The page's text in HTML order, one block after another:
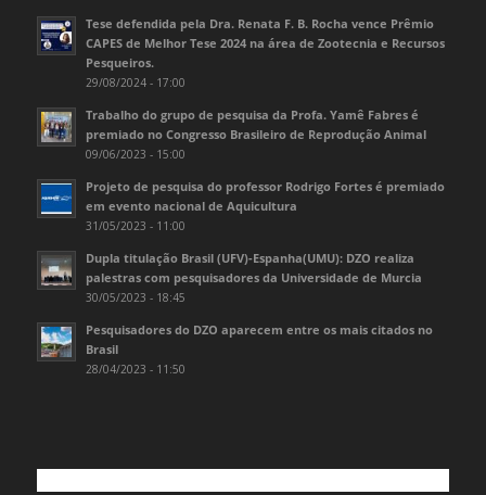
Tese defendida pela Dra. Renata F. B. Rocha vence Prêmio
CAPES de Melhor Tese 2024 na área de Zootecnia e Recursos
Pesqueiros.
29/08/2024 - 17:00
Trabalho do grupo de pesquisa da Profa. Yamê Fabres é
premiado no Congresso Brasileiro de Reprodução Animal
09/06/2023 - 15:00
Projeto de pesquisa do professor Rodrigo Fortes é premiado
em evento nacional de Aquicultura
31/05/2023 - 11:00
Dupla titulação Brasil (UFV)-Espanha(UMU): DZO realiza
palestras com pesquisadores da Universidade de Murcia
30/05/2023 - 18:45
Pesquisadores do DZO aparecem entre os mais citados no
Brasil
28/04/2023 - 11:50